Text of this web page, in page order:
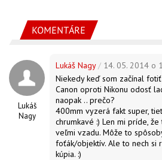
KOMENTÁRE
Lukáš
Nagy
Lukáš Nagy/ 14. 05. 2014 o
Niekedy keď som začínal
Canon oproti Nikonu odosť
naopak .. prečo?
400mm vyzerá fakt super,
chrumkavé :) Len mi príde,
veľmi vzadu. Môže to
foťák/objektív. Ale to nech si
kúpia. :)